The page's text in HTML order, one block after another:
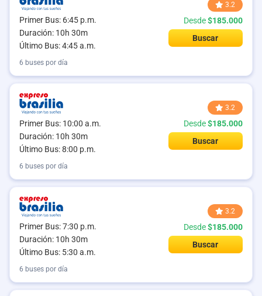
Primer Bus: 6:45 p.m.
Duración: 10h 30m
Último Bus: 4:45 a.m.
3.2
Desde$185.000
Buscar
6 buses por día
Primer Bus: 10:00 a.m.
Duración: 10h 30m
Último Bus: 8:00 p.m.
3.2
Desde$185.000
Buscar
6 buses por día
Primer Bus: 7:30 p.m.
Duración: 10h 30m
Último Bus: 5:30 a.m.
3.2
Desde$185.000
Buscar
6 buses por día